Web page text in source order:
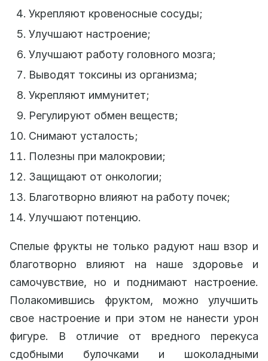
Укрепляют кровеносные сосуды;
Улучшают настроение;
Улучшают работу головного мозга;
Выводят токсины из организма;
Укрепляют иммунитет;
Регулируют обмен веществ;
Снимают усталость;
Полезны при малокровии;
Защищают от онкологии;
Благотворно влияют на работу почек;
Улучшают потенцию.
Спелые фрукты не только радуют наш взор и
благотворно влияют на наше здоровье и
самочувствие, но и поднимают настроение.
Полакомившись фруктом, можно улучшить
свое настроение и при этом не нанести урон
фигуре. В отличие от вредного перекуса
сдобными булочками и шоколадными